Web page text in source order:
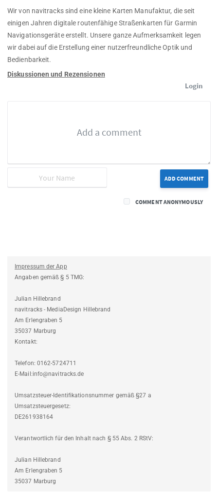
Wir von navitracks sind eine kleine Karten Manufaktur, die seit
einigen Jahren digitale routenfähige Straßenkarten für Garmin
Navigationsgeräte erstellt. Unsere ganze Aufmerksamkeit legen
wir dabei auf die Erstellung einer nutzerfreundliche Optik und
Bedienbarkeit.
Diskussionen und Rezensionen
Login
ADD COMMENT
COMMENT ANONYMOUSLY
Impressum der App
Angaben gemäß § 5 TMG:
Julian Hillebrand
navitracks - MediaDesign Hillebrand
Am Erlengraben 5
35037 Marburg
Kontakt:
Telefon: 0162-5724711
E-Mail:info@navitracks.de
Umsatzsteuer-Identifikationsnummer gemäß §27 a
Umsatzsteuergesetz:
DE261938164
Verantwortlich für den Inhalt nach § 55 Abs. 2 RStV:
Julian Hillebrand
Am Erlengraben 5
35037 Marburg